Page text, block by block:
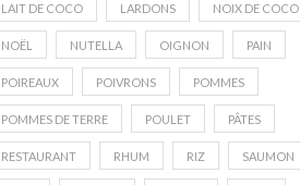
LAIT DE COCO LARDONS NOIX DE COCO
NOËL NUTELLA OIGNON PAIN
POIREAUX POIVRONS POMMES
POMMES DE TERRE POULET PÂTES
RESTAURANT RHUM RIZ SAUMON